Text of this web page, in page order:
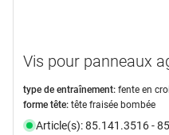
Vis pour panneaux
type de entraînement: fente en
forme tête: tête fraisée bombée
Article(s): 85.141.3516 -